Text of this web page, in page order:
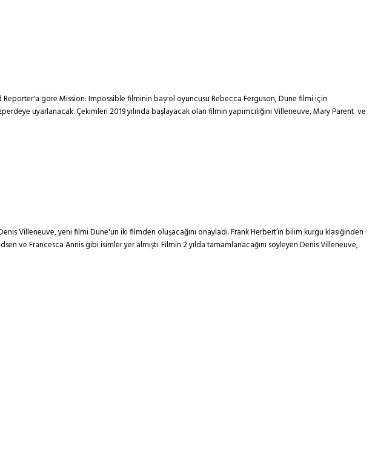
göre Mission: Impossible filminin başrol oyuncusu Rebecca Ferguson, Dune filmi için
uyarlanacak. Çekimleri 2019 yılında başlayacak olan filmin yapımcılığını Villeneuve, Mary Parent ve
Villeneuve, yeni filmi Dune'un iki filmden oluşacağını onayladı. Frank Herbert’ın bilim kurgu klasiğinden
ve Francesca Annis gibi isimler yer almıştı. Filmin 2 yılda tamamlanacağını söyleyen Denis Villeneuve,